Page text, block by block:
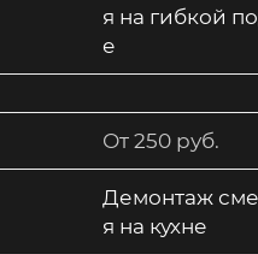
я на гибкой
е
От 250 руб.
Демонтаж
я на кухне